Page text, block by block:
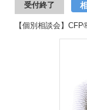
受付終了
【個別相談会】